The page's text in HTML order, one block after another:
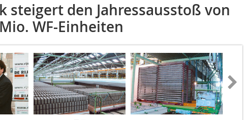
steigert den Jahressausstoß von
WF-Einheiten